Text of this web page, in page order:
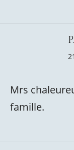
Mrs
famille.